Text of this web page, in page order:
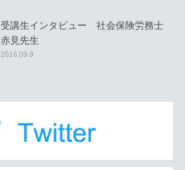
受講生インタビュー 社会保険労務士
赤見先生
2016.09.9